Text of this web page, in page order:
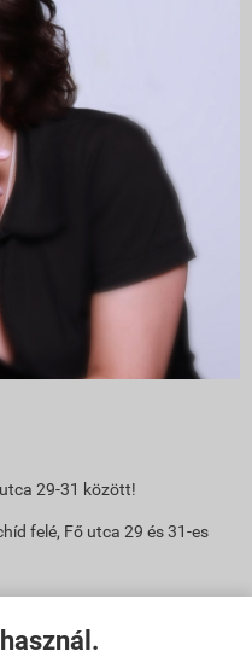
29-31 között!
felé, Fő utca 29 és 31-es